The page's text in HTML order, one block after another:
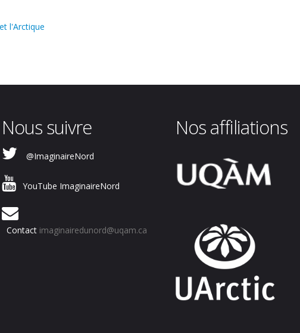
l'Arctique
Nous suivre
@ImaginaireNord
YouTube ImaginaireNord
Contactimaginairedunord@uqam.ca
Nos affiliations